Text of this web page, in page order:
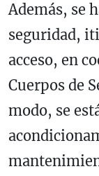
Además, se
seguridad,
acceso, en
Cuerpos de
modo, se